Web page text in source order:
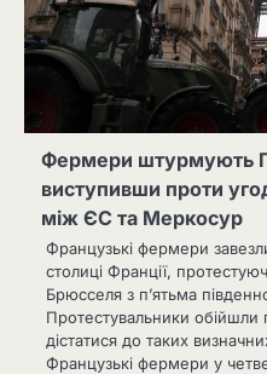
Фермери штурмують
виступивши проти
між ЄС та Меркосур
Французькі фермери
столиці Франції,
Брюсселя з п’ятьма
Протестувальники обійшли
дістатися до таких
Французькі фермери у